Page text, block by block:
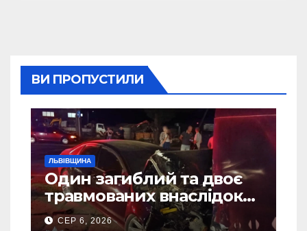
ВИ ПРОПУСТИЛИ
ЛЬВІВЩИНА
Один загиблий та двоє
травмованих внаслідок
ДТП на Самбірщині
СЕР 6, 2026